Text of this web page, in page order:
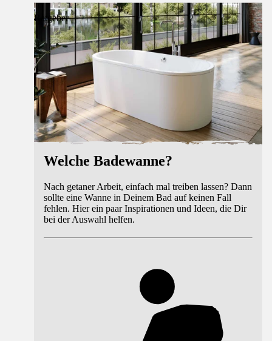
Ratgeber
Welche Badewanne?
Nach getaner Arbeit, einfach mal treiben lassen? Dann
sollte eine Wanne in Deinem Bad auf keinen Fall
fehlen. Hier ein paar Inspirationen und Ideen, die Dir
bei der Auswahl helfen.